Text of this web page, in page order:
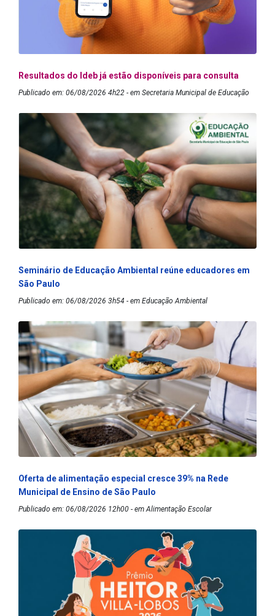
Resultados do Ideb já estão disponíveis para consulta
Publicado em: 06/08/2026 4h22 - em Secretaria Municipal de Educação
Seminário de Educação Ambiental reúne educadores em
São Paulo
Publicado em: 06/08/2026 3h54 - em Educação Ambiental
Oferta de alimentação especial cresce 39% na Rede
Municipal de Ensino de São Paulo
Publicado em: 06/08/2026 12h00 - em Alimentação Escolar